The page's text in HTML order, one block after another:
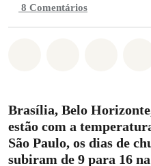
8 Comentários
Brasília, Belo
estão com a
São Paulo, os dias de
subiram de 9 para 16